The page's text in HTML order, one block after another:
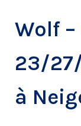
Wolf
23/
à